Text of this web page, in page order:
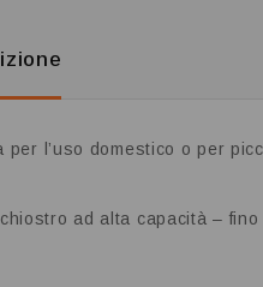
l’uso domestico o per
ad alta capacità –